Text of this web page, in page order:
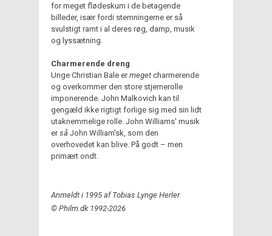
for meget flødeskum i de betagende
billeder, især fordi stemningerne er så
svulstigt ramt i al deres røg, damp, musik
og lyssætning.
Charmerende dreng
Unge Christian Bale ermeget charmerende
og overkommer den store stjernerolle
imponerende. John Malkovich kan til
gengæld ikke rigtigt forlige sig med sin lidt
utaknemmelige rolle. John Williams' musik
erså John William'sk, som den
overhovedet kan blive. På godt – men
primært ondt.
Anmeldt i 1995 af Tobias Lynge Herler
© Philm.dk 1992-2026